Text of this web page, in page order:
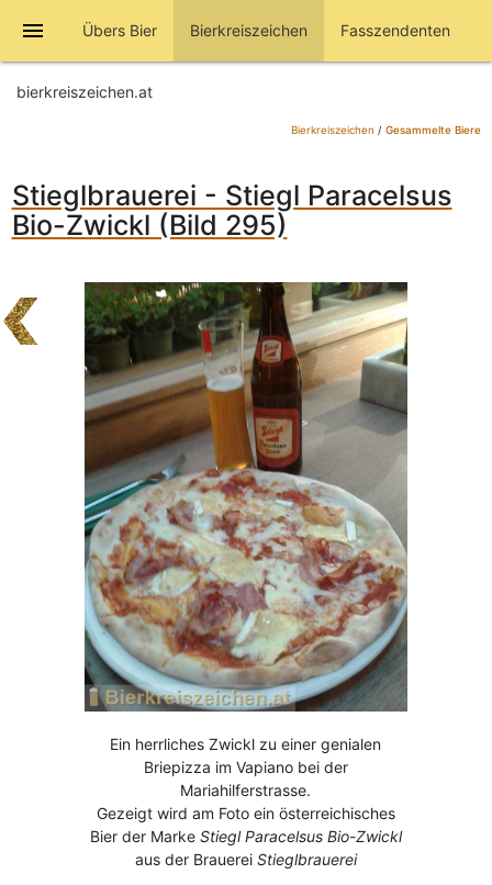
menu Übers Bier Bierkreiszeichen Fasszendenten
bierkreiszeichen.at
Bierkreiszeichen / Gesammelte Biere
Stieglbrauerei - Stiegl Paracelsus
Bio-Zwickl (Bild 295)
Ein herrliches Zwickl zu einer genialen
Briepizza im Vapiano bei der
Mariahilferstrasse.
Gezeigt wird am Foto ein österreichisches
Bier der Marke Stiegl Paracelsus Bio-Zwickl
aus der Brauerei Stieglbrauerei